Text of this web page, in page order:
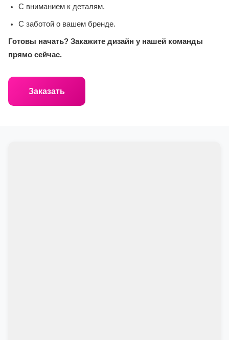
С вниманием к деталям.
С заботой о вашем бренде.
Готовы начать? Закажите дизайн у нашей команды
прямо сейчас.
Заказать